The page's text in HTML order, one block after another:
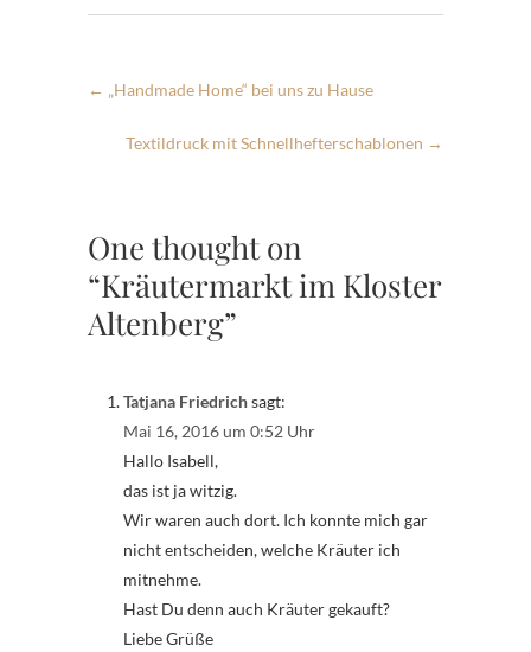
← „Handmade Home“ bei uns zu Hause
Textildruck mit Schnellhefterschablonen →
One thought on
“Kräutermarkt im Kloster
Altenberg”
Tatjana Friedrichsagt:
Mai 16, 2016 um 0:52 Uhr
Hallo Isabell,
das ist ja witzig.
Wir waren auch dort. Ich konnte mich gar
nicht entscheiden, welche Kräuter ich
mitnehme.
Hast Du denn auch Kräuter gekauft?
Liebe Grüße